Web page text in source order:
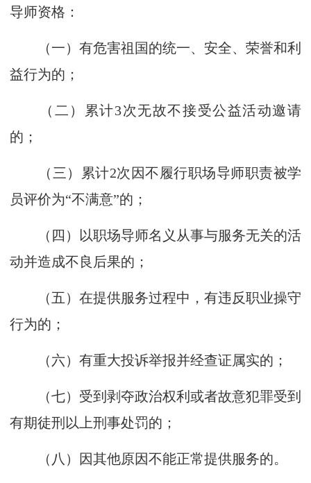
导师资格：
（一）有危害祖国的统一、安全、荣誉和利
益行为的；
（二）累计3次无故不接受公益活动邀请
的；
（三）累计2次因不履行职场导师职责被学
员评价为“不满意”的；
（四）以职场导师名义从事与服务无关的活
动并造成不良后果的；
（五）在提供服务过程中，有违反职业操守
行为的；
（六）有重大投诉举报并经查证属实的；
（七）受到剥夺政治权利或者故意犯罪受到
有期徒刑以上刑事处罚的；
（八）因其他原因不能正常提供服务的。